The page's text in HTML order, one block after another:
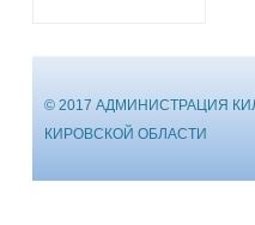
© 2017 АДМИНИСТРАЦИЯ
КИРОВСКОЙ ОБЛАСТИ